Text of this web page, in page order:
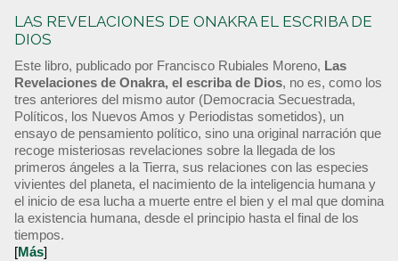
LAS REVELACIONES DE ONAKRA EL ESCRIBA DE
DIOS
Este libro, publicado por Francisco Rubiales Moreno, Las
Revelaciones de Onakra, el escriba de Dios, no es, como los
tres anteriores del mismo autor (Democracia Secuestrada,
Políticos, los Nuevos Amos y Periodistas sometidos), un
ensayo de pensamiento político, sino una original narración que
recoge misteriosas revelaciones sobre la llegada de los
primeros ángeles a la Tierra, sus relaciones con las especies
vivientes del planeta, el nacimiento de la inteligencia humana y
el inicio de esa lucha a muerte entre el bien y el mal que domina
la existencia humana, desde el principio hasta el final de los
tiempos.
[Más]